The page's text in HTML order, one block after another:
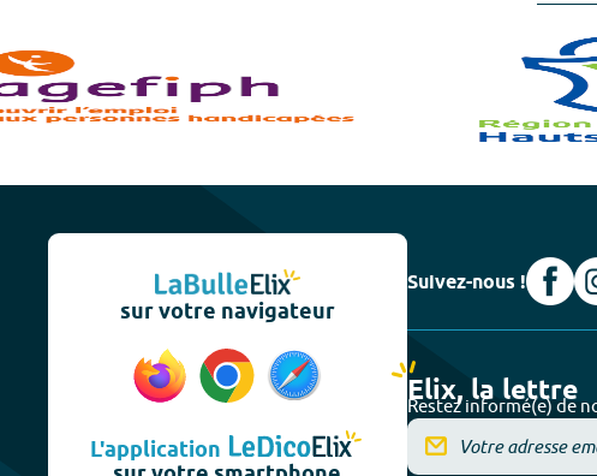
sur votre navigateur
L'application
Suivez-nous !
Elix, la lettre
Restez informé(e) de